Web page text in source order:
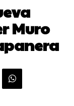
Muro